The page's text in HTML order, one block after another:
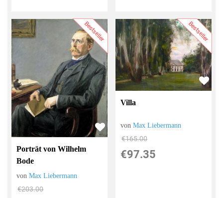
Bestseller
Porträt von Wilhelm
Bode
vonMax Liebermann
€203.00
Bestseller
Villa
vonMax Liebermann
€165.00
€97.35